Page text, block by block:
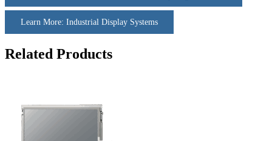
Learn More: Industrial Display Systems
Related Products